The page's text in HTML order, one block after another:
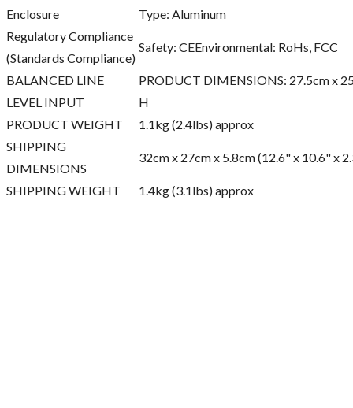
Enclosure
Type: Aluminum
Regulatory Compliance
(Standards Compliance)
Safety: CEEnvironmental: RoHs, FCC
BALANCED LINE
LEVEL INPUT
PRODUCT DIMENSIONS: 27.5cm x
H
PRODUCT WEIGHT
1.1kg (2.4lbs) approx
SHIPPING
DIMENSIONS
32cm x 27cm x 5.8cm (12.6" x 10.6" x
SHIPPING WEIGHT 1.4kg (3.1lbs) approx